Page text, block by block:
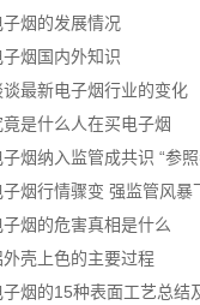
子烟的发展情况
子烟国内外知识
谈最新电子烟行业的变化
竟是什么人在买电子烟
子烟纳入监管成共识 “参
子烟行情骤变 强监管风
子烟的危害真相是什么
外壳上色的主要过程
子烟的15种表面工艺总结